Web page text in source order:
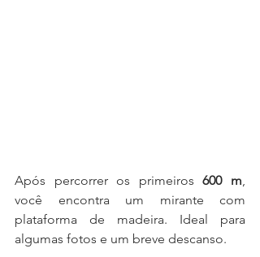
Após percorrer os primeiros 600 m,
você encontra um mirante com
plataforma de madeira. Ideal para
algumas fotos e um breve descanso.